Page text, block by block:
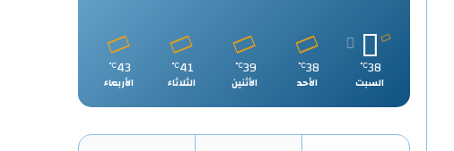
38
℃
السبت
38
℃
الأحد
39
℃
الأثنين
41
℃
الثلاثاء
43
℃
الأربعاء